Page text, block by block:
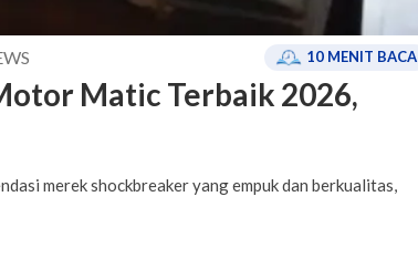
10 MENIT BACA
Matic Terbaik 2026,
merek shockbreaker yang empuk dan berkualitas,